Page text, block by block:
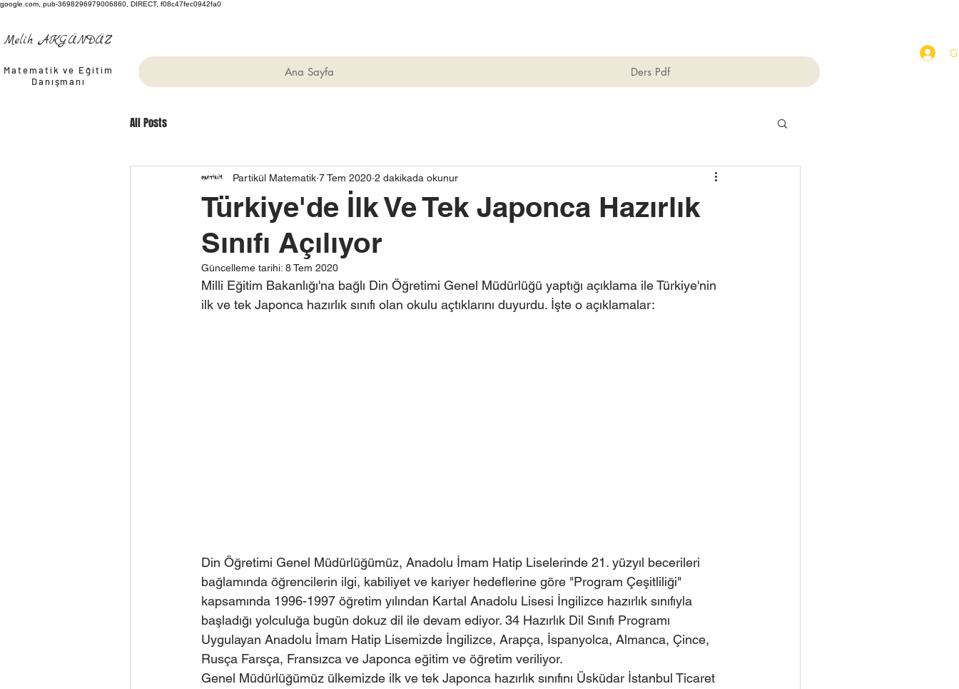
google.com, pub-3698296979006860, DIRECT, f08c47fec0942fa0
Melih AKGÜNDÜZ
Matematik ve Eğitim
Danışmanı
Ana Sayfa Ders Pdf
All Posts
Türkiye'de İlk Ve Tek Japonca Hazırlık
Sınıfı Açılıyor
Partikül Matematik 7 Tem 2020 2 dakikada okunur
Güncelleme tarihi: 8 Tem 2020
Milli Eğitim Bakanlığı'na bağlı Din Öğretimi Genel Müdürlüğü yaptığı açıklama ile Türkiye'nin
ilk ve tek Japonca hazırlık sınıfı olan okulu açtıklarını duyurdu. İşte o açıklamalar:
Din Öğretimi Genel Müdürlüğümüz, Anadolu İmam Hatip Liselerinde 21. yüzyıl becerileri
bağlamında öğrencilerin ilgi, kabiliyet ve kariyer hedeflerine göre "Program Çeşitliliği"
kapsamında 1996-1997 öğretim yılından Kartal Anadolu Lisesi İngilizce hazırlık sınıfıyla
başladığı yolculuğa bugün dokuz dil ile devam ediyor. 34 Hazırlık Dil Sınıfı Programı
Uygulayan Anadolu İmam Hatip Lisemizde İngilizce, Arapça, İspanyolca, Almanca, Çince,
Rusça Farsça, Fransızca ve Japonca eğitim ve öğretim veriliyor.
Genel Müdürlüğümüz ülkemizde ilk ve tek Japonca hazırlık sınıfını Üsküdar İstanbul Ticaret